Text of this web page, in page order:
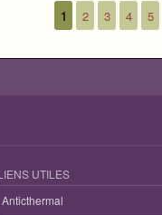
1 2 3 4 5
UTILES
Anticthermal